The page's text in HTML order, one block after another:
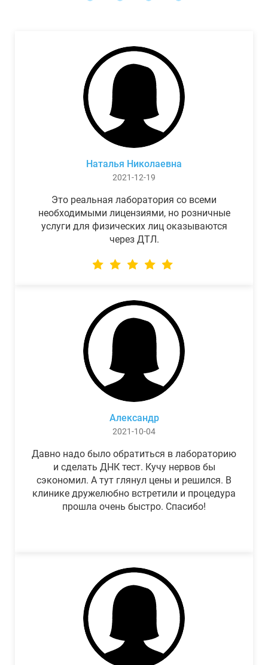
Наталья Николаевна
2021-12-19
Это реальная лаборатория со всеми
необходимыми лицензиями, но розничные
услуги для физических лиц оказываются
через ДТЛ.
Александр
2021-10-04
Давно надо было обратиться в лабораторию
и сделать ДНК тест. Кучу нервов бы
сэкономил. А тут глянул цены и решился. В
клинике дружелюбно встретили и процедура
прошла очень быстро. Спасибо!